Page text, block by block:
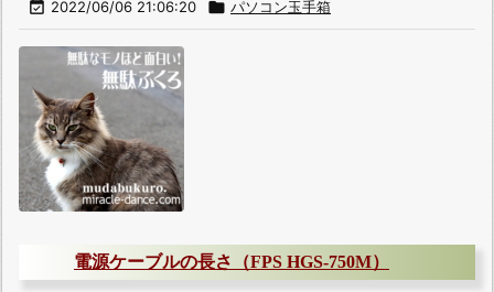
 2022/06/06 21:06:20  パソコン玉手箱
電源ケーブルの長さ（FPS HGS-750M）